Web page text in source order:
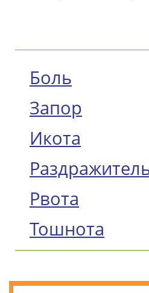
Боль
Запор
Икота
Рвота
Тошнота